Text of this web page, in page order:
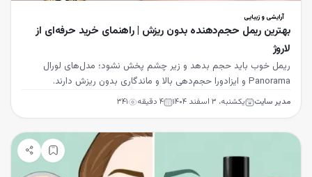
آرایشی و زیبایی
بهترین ریمل حجم‌دهنده بدون ریزش | راهنمای خرید حرفه‌ای از
لاروژ
ریمل خوب باید حجم بدهد و زیر چشم پخش نشود؛ مدل‌های لورال
Panorama و ایزادورا حجم‌دهی بالا و ماندگاری بدون ریزش دارند.
مدیر سایت یکشنبه، ۳ اسفند ۱۴۰۴ ۴ دقیقه ۳۴۱